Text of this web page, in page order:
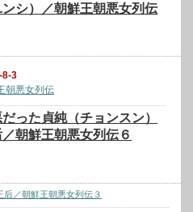
ンシ）／朝鮮王朝悪女列伝
8-3
朝悪女列伝
だった貞純（チョンスン）
／朝鮮王朝悪女列伝６
／朝鮮王朝悪女列伝３